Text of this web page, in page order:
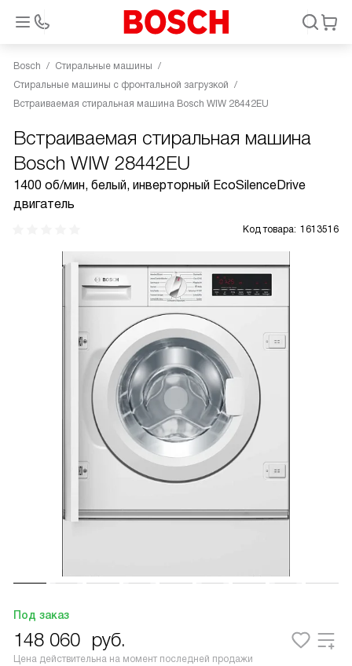
Bosch
Стиральные машины
Стиральные машины с фронтальной загрузкой
Встраиваемая стиральная машина Bosch WIW 28442EU
Встраиваемая стиральная машина
Bosch WIW 28442EU
1400 об/мин, белый, инверторный EcoSilenceDrive
двигатель
Код товара: 1613516
Под заказ
148 060 руб.
Цена действительна на момент последней продажи